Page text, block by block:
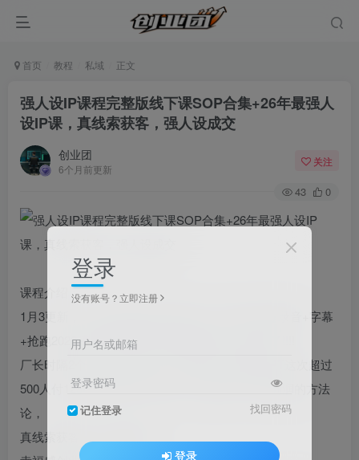
首页 教程 私域 正文
强人设IP课程完整版线下课SOP合集+26年最强人
设IP课，真线索获客，强人设成交
创业团
6个月前更新
关注
43 0
课程介绍：
1月3更新，149页完整版SOP课件+三天15节全程录音+字幕
+抢跑2026·高客单年度大课!!!想赚米看厂长就好了!!!!
厂长时隔2个月，选代了50%，增加了100多页PPT这次超过
500人付12800参加的万元大课一个微信1千万净利润的方法
论，
真线索获客，强人设成交
登录
没有账号？立即注册
用户名或邮箱
登录密码
记住登录 找回密码
登录